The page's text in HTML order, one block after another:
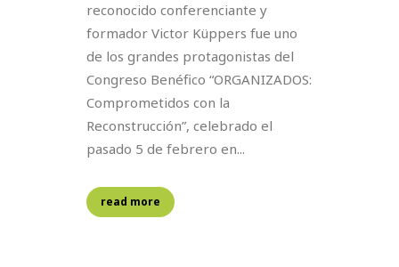
reconocido conferenciante y
formador Victor Küppers fue uno
de los grandes protagonistas del
Congreso Benéfico “ORGANIZADOS:
Comprometidos con la
Reconstrucción”, celebrado el
pasado 5 de febrero en...
read more